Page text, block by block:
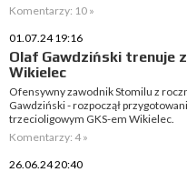
Komentarzy: 10 »
01.07.24 19:16
Olaf Gawdziński trenuje
Wikielec
Ofensywny zawodnik Stomilu z
Gawdziński - rozpoczął
trzecioligowym GKS-em Wikielec.
Komentarzy: 4 »
26.06.24 20:40